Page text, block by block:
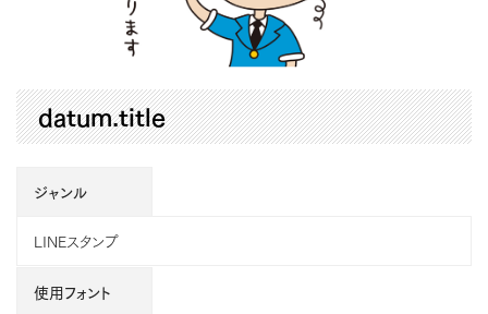
datum.title
ジャンル
LINEスタンプ
使用フォント